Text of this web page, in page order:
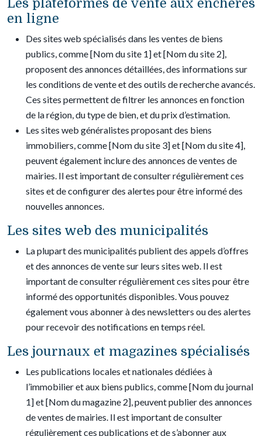
Les plateformes de vente aux enchères
en ligne
Des sites web spécialisés dans les ventes de biens
publics, comme [Nom du site 1] et [Nom du site 2],
proposent des annonces détaillées, des informations sur
les conditions de vente et des outils de recherche avancés.
Ces sites permettent de filtrer les annonces en fonction
de la région, du type de bien, et du prix d’estimation.
Les sites web généralistes proposant des biens
immobiliers, comme [Nom du site 3] et [Nom du site 4],
peuvent également inclure des annonces de ventes de
mairies. Il est important de consulter régulièrement ces
sites et de configurer des alertes pour être informé des
nouvelles annonces.
Les sites web des municipalités
La plupart des municipalités publient des appels d’offres
et des annonces de vente sur leurs sites web. Il est
important de consulter régulièrement ces sites pour être
informé des opportunités disponibles. Vous pouvez
également vous abonner à des newsletters ou des alertes
pour recevoir des notifications en temps réel.
Les journaux et magazines spécialisés
Les publications locales et nationales dédiées à
l’immobilier et aux biens publics, comme [Nom du journal
1] et [Nom du magazine 2], peuvent publier des annonces
de ventes de mairies. Il est important de consulter
régulièrement ces publications et de s’abonner aux